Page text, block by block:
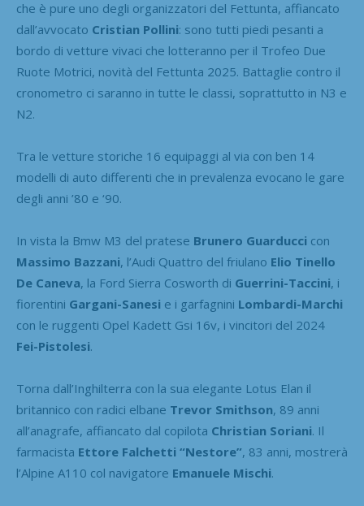
che è pure uno degli organizzatori del Fettunta, affiancato
dall’avvocato Cristian Pollini: sono tutti piedi pesanti a
bordo di vetture vivaci che lotteranno per il Trofeo Due
Ruote Motrici, novità del Fettunta 2025. Battaglie contro il
cronometro ci saranno in tutte le classi, soprattutto in N3 e
N2.
Tra le vetture storiche 16 equipaggi al via con ben 14
modelli di auto differenti che in prevalenza evocano le gare
degli anni ’80 e ‘90.
In vista la Bmw M3 del pratese Brunero Guarducci con
Massimo Bazzani, l’Audi Quattro del friulano Elio Tinello
De Caneva, la Ford Sierra Cosworth di Guerrini-Taccini, i
fiorentini Gargani-Sanesi e i garfagnini Lombardi-Marchi
con le ruggenti Opel Kadett Gsi 16v, i vincitori del 2024
Fei-Pistolesi.
Torna dall’Inghilterra con la sua elegante Lotus Elan il
britannico con radici elbane Trevor Smithson, 89 anni
all’anagrafe, affiancato dal copilota Christian Soriani. Il
farmacista Ettore Falchetti “Nestore”, 83 anni, mostrerà
l’Alpine A110 col navigatore Emanuele Mischi.